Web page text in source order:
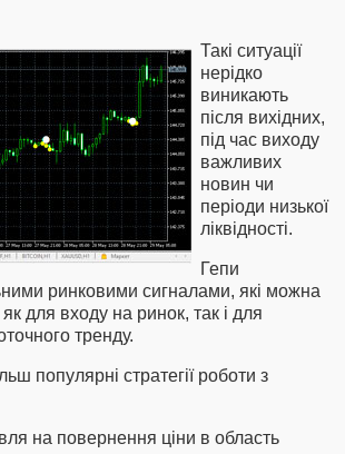
Такі ситуації
нерідко
виникають
після вихідних,
під час виходу
важливих
новин чи
періоди низької
ліквідності.
Гепи
ринковими сигналами, які можна
для входу на ринок, так і для
тренду.
популярні стратегії роботи з
на повернення ціни в область